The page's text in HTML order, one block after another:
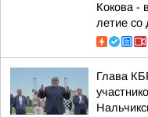
Кокова -
летие со
Глава